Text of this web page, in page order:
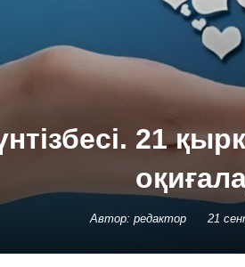
21
Автор: редактор 21